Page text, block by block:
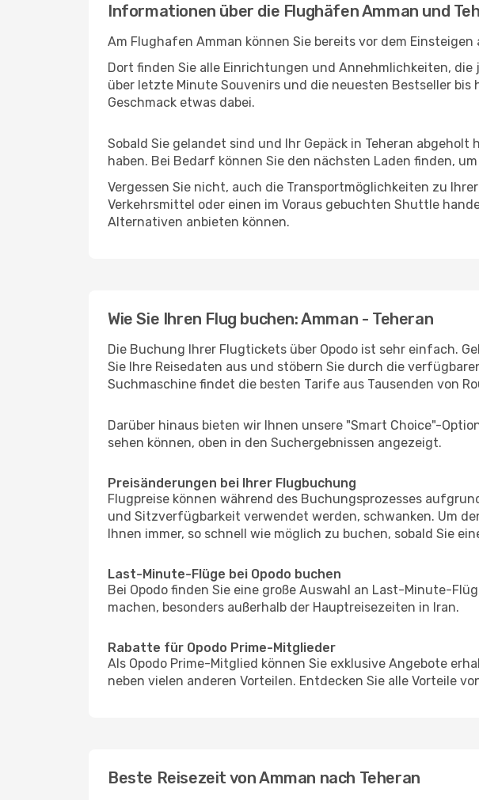
Informationen über die Flughäfen Amman und
Am Flughafen Amman können Sie bereits vor dem
Dort finden Sie alle Einrichtungen und Annehmlichkeiten,
über letzte Minute Souvenirs und die neuesten Bestseller
Geschmack etwas dabei.
Sobald Sie gelandet sind und Ihr Gepäck in Teheran
haben. Bei Bedarf können Sie den nächsten Laden finden,
Vergessen Sie nicht, auch die Transportmöglichkeiten zu
Verkehrsmittel oder einen im Voraus gebuchten Shuttle
Alternativen anbieten können.
Wie Sie Ihren Flug buchen: Amman - Teheran
Die Buchung Ihrer Flugtickets über Opodo ist sehr einfach.
Sie Ihre Reisedaten aus und stöbern Sie durch die
Suchmaschine findet die besten Tarife aus Tausenden von
Darüber hinaus bieten wir Ihnen unsere "Smart Choice"-
sehen können, oben in den Suchergebnissen angezeigt.
Preisänderungen bei Ihrer Flugbuchung
Flugpreise können während des Buchungsprozesses
und Sitzverfügbarkeit verwendet werden, schwanken. Um
Ihnen immer, so schnell wie möglich zu buchen, sobald Sie
Last-Minute-Flüge bei Opodo buchen
Bei Opodo finden Sie eine große Auswahl an Last-Minute-
machen, besonders außerhalb der Hauptreisezeiten in Iran.
Rabatte für Opodo Prime-Mitglieder
Als Opodo Prime-Mitglied können Sie exklusive Angebote
neben vielen anderen Vorteilen. Entdecken Sie alle Vorteile
Beste Reisezeit von Amman nach Teheran